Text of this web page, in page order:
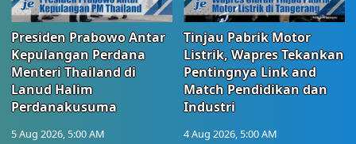
Presiden Prabowo Antar
Kepulangan Perdana
Menteri Thailand di
Lanud Halim
Perdanakusuma
5 Aug 2026, 5:00 AM
Tinjau Pabrik Motor
Listrik, Wapres Tekankan
Pentingnya Link and
Match Pendidikan dan
Industri
4 Aug 2026, 5:00 AM